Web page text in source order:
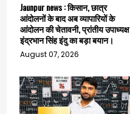
Jaunpur news : किसान, छात्र
आंदोलनों के बाद अब व्यापारियों के
आंदोलन की चेतावनी, प्रांतीय उपाध्यक्ष
इंद्रभान सिंह इंदु का बड़ा बयान।
August 07, 2026